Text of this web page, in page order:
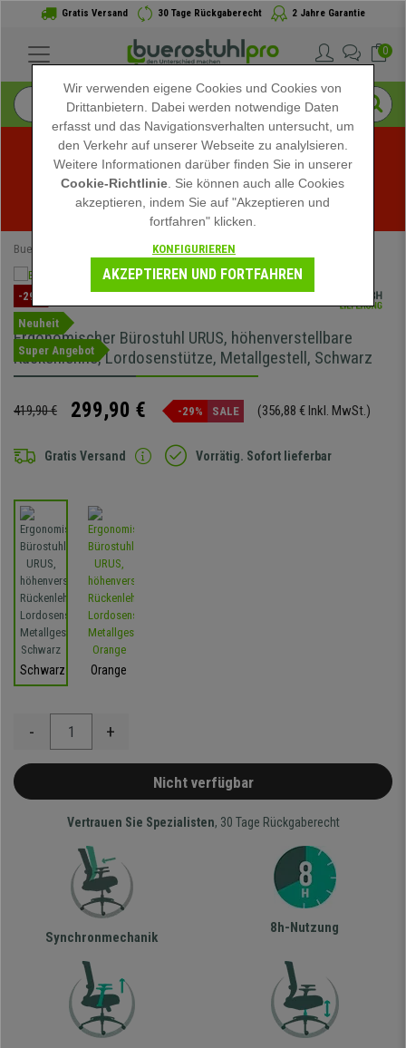
Gratis Versand 30 Tage Rückgaberecht 2 Jahre Garantie
0
Sommerschlussverkauf bei buerostuhlpro! Exklusive
Rabatte für kurze Zeit - Aktion ansehen -
Buerostuhlpro Ergonomische Bürostühle
-29%
Neuheit
Super Angebot
Ergonomischer Bürostuhl URUS, höhenverstellbare
Rückenlehne, Lordosenstütze, Metallgestell, Schwarz
419,90 € 299,90 € -29% SALE (356,88 € Inkl. MwSt.)
Gratis Versand Vorrätig. Sofort lieferbar
Schwarz Orange
- +
Nicht verfügbar
Vertrauen Sie Spezialisten, 30 Tage Rückgaberecht
Synchronmechanik
8h-Nutzung
Wir verwenden eigene Cookies und Cookies von
Drittanbietern. Dabei werden notwendige Daten
erfasst und das Navigationsverhalten untersucht, um
den Verkehr auf unserer Webseite zu analylsieren.
Weitere Informationen darüber finden Sie in unserer
Cookie-Richtlinie . Sie können auch alle Cookies
akzeptieren, indem Sie auf "Akzeptieren und
fortfahren" klicken.
KONFIGURIEREN
AKZEPTIEREN UND FORTFAHREN